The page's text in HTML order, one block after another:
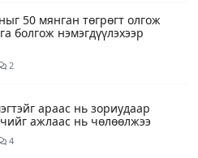
50 мянган төгрөгт олгож
болгож нэмэгдүүлэхээр
2
араас нь зориудаар
ажлаас нь чөлөөлжээ
4